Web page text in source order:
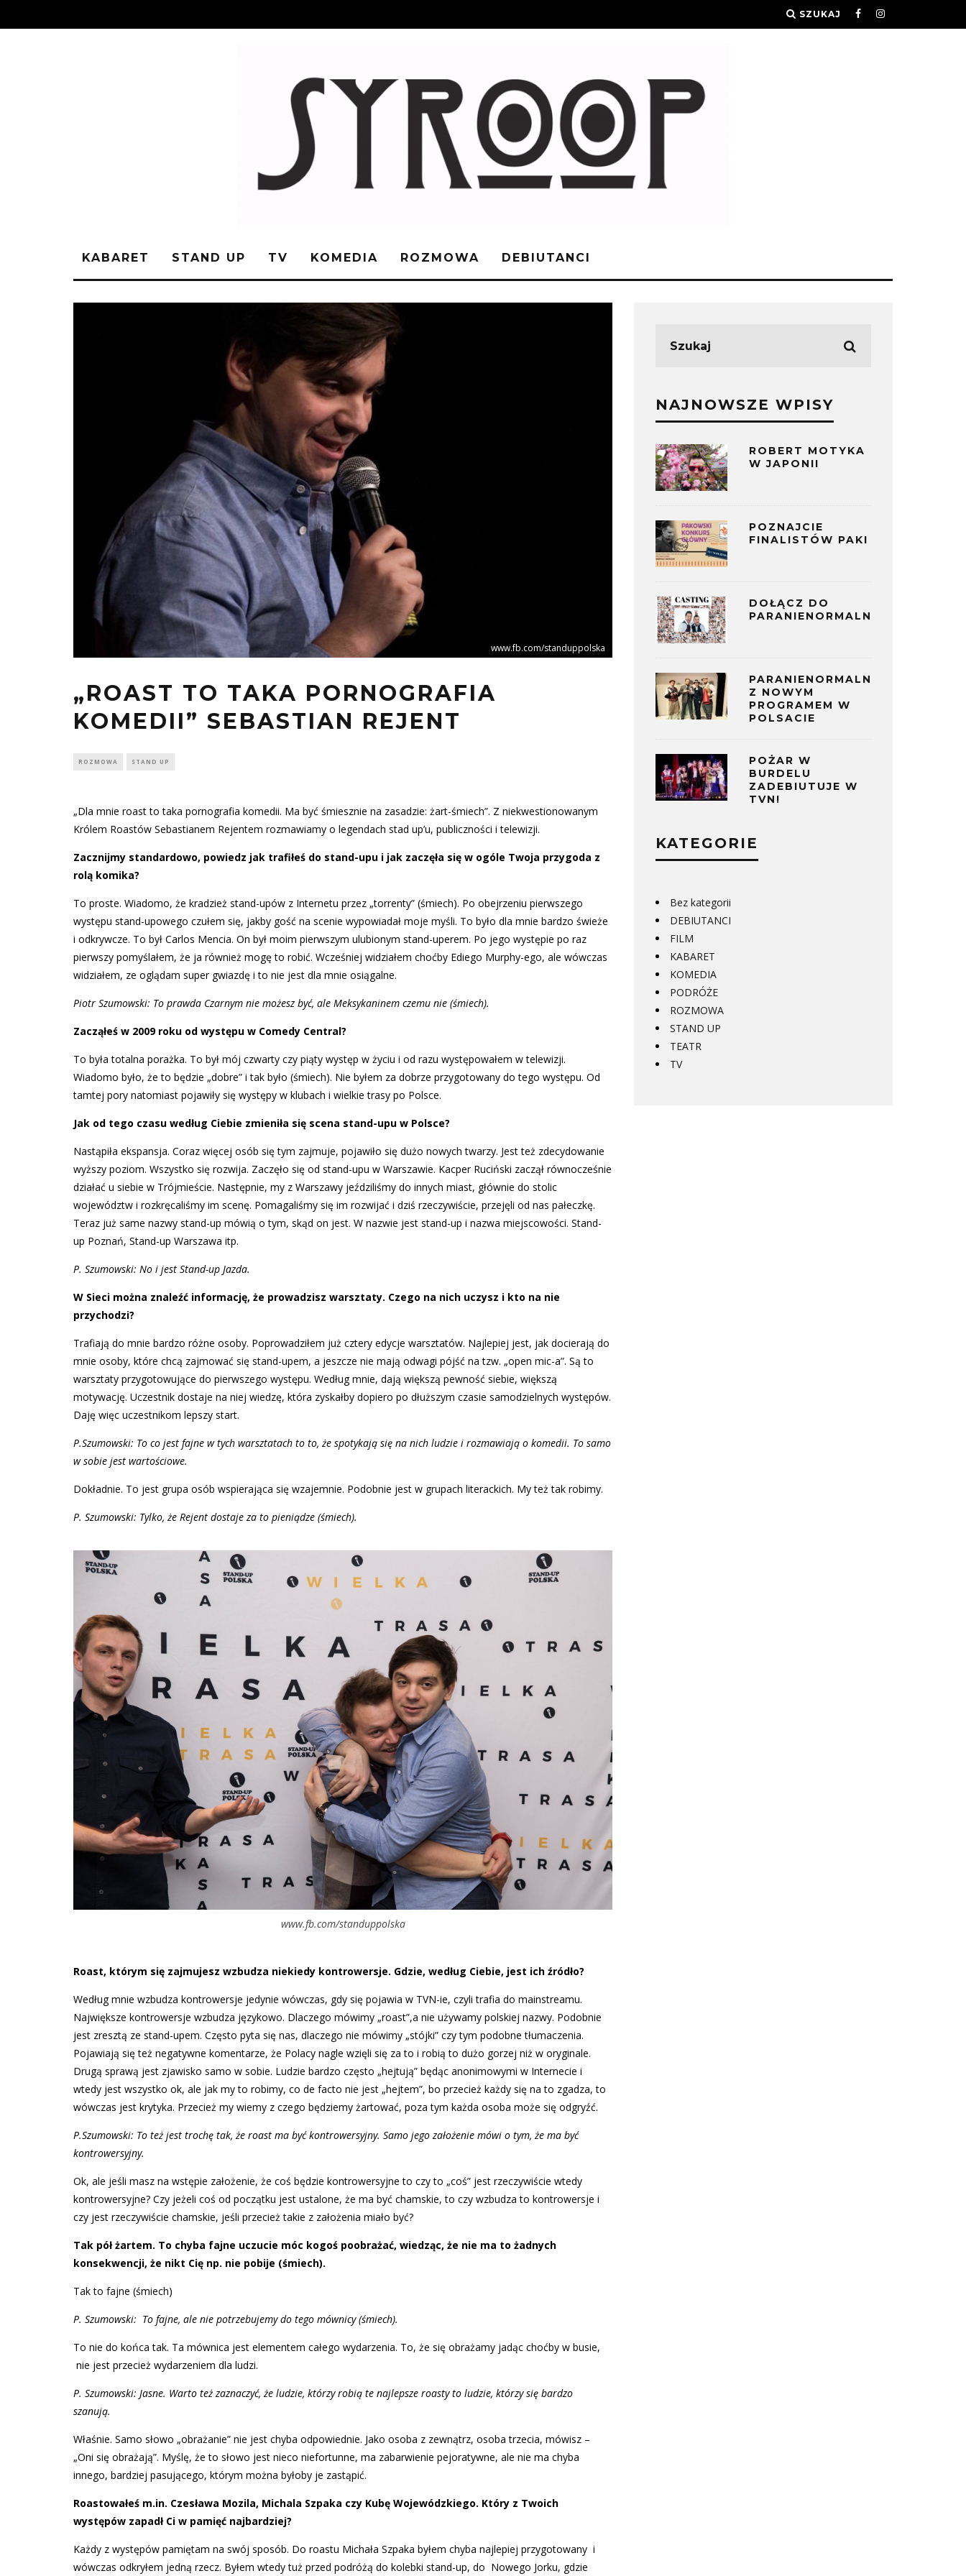
SZUKAJ
KABARET STAND UP TV KOMEDIA ROZMOWA DEBIUTANCI
www.fb.com/standuppolska
„ROAST TO TAKA PORNOGRAFIA
KOMEDII” SEBASTIAN REJENT
ROZMOWA STAND UP
„Dla mnie roast to taka pornografia komedii. Ma być śmiesznie na zasadzie: żart-śmiech”. Z niekwestionowanym
Królem Roastów Sebastianem Rejentem rozmawiamy o legendach stad up’u, publiczności i telewizji.
Zacznijmy standardowo, powiedz jak trafiłeś do stand-upu i jak zaczęła się w ogóle Twoja przygoda z
rolą komika?
To proste. Wiadomo, że kradzież stand-upów z Internetu przez „torrenty” (śmiech). Po obejrzeniu pierwszego
występu stand-upowego czułem się, jakby gość na scenie wypowiadał moje myśli. To było dla mnie bardzo świeże
i odkrywcze. To był Carlos Mencia. On był moim pierwszym ulubionym stand-uperem. Po jego występie po raz
pierwszy pomyślałem, że ja również mogę to robić. Wcześniej widziałem choćby Ediego Murphy-ego, ale wówczas
widziałem, ze oglądam super gwiazdę i to nie jest dla mnie osiągalne.
Piotr Szumowski: To prawda Czarnym nie możesz być, ale Meksykaninem czemu nie (śmiech).
Zacząłeś w 2009 roku od występu w Comedy Central?
To była totalna porażka. To był mój czwarty czy piąty występ w życiu i od razu występowałem w telewizji.
Wiadomo było, że to będzie „dobre” i tak było (śmiech). Nie byłem za dobrze przygotowany do tego występu. Od
tamtej pory natomiast pojawiły się występy w klubach i wielkie trasy po Polsce.
Jak od tego czasu według Ciebie zmieniła się scena stand-upu w Polsce?
Nastąpiła ekspansja. Coraz więcej osób się tym zajmuje, pojawiło się dużo nowych twarzy. Jest też zdecydowanie
wyższy poziom. Wszystko się rozwija. Zaczęło się od stand-upu w Warszawie. Kacper Ruciński zaczął równocześnie
działać u siebie w Trójmieście. Następnie, my z Warszawy jeździliśmy do innych miast, głównie do stolic
województw i rozkręcaliśmy im scenę. Pomagaliśmy się im rozwijać i dziś rzeczywiście, przejęli od nas pałeczkę.
Teraz już same nazwy stand-up mówią o tym, skąd on jest. W nazwie jest stand-up i nazwa miejscowości. Stand-
up Poznań, Stand-up Warszawa itp.
P. Szumowski: No i jest Stand-up Jazda.
W Sieci można znaleźć informację, że prowadzisz warsztaty. Czego na nich uczysz i kto na nie
przychodzi?
Trafiają do mnie bardzo różne osoby. Poprowadziłem już cztery edycje warsztatów. Najlepiej jest, jak docierają do
mnie osoby, które chcą zajmować się stand-upem, a jeszcze nie mają odwagi pójść na tzw. „open mic-a”. Są to
warsztaty przygotowujące do pierwszego występu. Według mnie, dają większą pewność siebie, większą
motywację. Uczestnik dostaje na niej wiedzę, która zyskałby dopiero po dłuższym czasie samodzielnych występów.
Daję więc uczestnikom lepszy start.
P.Szumowski: To co jest fajne w tych warsztatach to to, że spotykają się na nich ludzie i rozmawiają o komedii. To samo
w sobie jest wartościowe.
Dokładnie. To jest grupa osób wspierająca się wzajemnie. Podobnie jest w grupach literackich. My też tak robimy.
P. Szumowski: Tylko, że Rejent dostaje za to pieniądze (śmiech).
www.fb.com/standuppolska
Roast, którym się zajmujesz wzbudza niekiedy kontrowersje. Gdzie, według Ciebie, jest ich źródło?
Według mnie wzbudza kontrowersje jedynie wówczas, gdy się pojawia w TVN-ie, czyli trafia do mainstreamu.
Największe kontrowersje wzbudza językowo. Dlaczego mówimy „roast”,a nie używamy polskiej nazwy. Podobnie
jest zresztą ze stand-upem. Często pyta się nas, dlaczego nie mówimy „stójki” czy tym podobne tłumaczenia.
Pojawiają się też negatywne komentarze, że Polacy nagle wzięli się za to i robią to dużo gorzej niż w oryginale.
Drugą sprawą jest zjawisko samo w sobie. Ludzie bardzo często „hejtują” będąc anonimowymi w Internecie i
wtedy jest wszystko ok, ale jak my to robimy, co de facto nie jest „hejtem”, bo przecież każdy się na to zgadza, to
wówczas jest krytyka. Przecież my wiemy z czego będziemy żartować, poza tym każda osoba może się odgryźć.
P.Szumowski: To też jest trochę tak, że roast ma być kontrowersyjny. Samo jego założenie mówi o tym, że ma być
kontrowersyjny.
Ok, ale jeśli masz na wstępie założenie, że coś będzie kontrowersyjne to czy to „coś” jest rzeczywiście wtedy
kontrowersyjne? Czy jeżeli coś od początku jest ustalone, że ma być chamskie, to czy wzbudza to kontrowersje i
czy jest rzeczywiście chamskie, jeśli przecież takie z założenia miało być?
Tak pół żartem. To chyba fajne uczucie móc kogoś poobrażać, wiedząc, że nie ma to żadnych
konsekwencji, że nikt Cię np. nie pobije (śmiech).
Tak to fajne (śmiech)
P. Szumowski: To fajne, ale nie potrzebujemy do tego mównicy (śmiech).
To nie do końca tak. Ta mównica jest elementem całego wydarzenia. To, że się obrażamy jadąc choćby w busie,
nie jest przecież wydarzeniem dla ludzi.
P. Szumowski: Jasne. Warto też zaznaczyć, że ludzie, którzy robią te najlepsze roasty to ludzie, którzy się bardzo
szanują.
Właśnie. Samo słowo „obrażanie” nie jest chyba odpowiednie. Jako osoba z zewnątrz, osoba trzecia, mówisz –
„Oni się obrażają”. Myślę, że to słowo jest nieco niefortunne, ma zabarwienie pejoratywne, ale nie ma chyba
innego, bardziej pasującego, którym można byłoby je zastąpić.
Roastowałeś m.in. Czesława Mozila, Michala Szpaka czy Kubę Wojewódzkiego. Który z Twoich
występów zapadł Ci w pamięć najbardziej?
Każdy z występów pamiętam na swój sposób. Do roastu Michała Szpaka byłem chyba najlepiej przygotowany i
wówczas odkryłem jedną rzecz. Byłem wtedy tuż przed podróżą do kolebki stand-up, do Nowego Jorku, gdzie
NAJNOWSZE WPISY
ROBERT MOTYKA
W JAPONII
POZNAJCIE
FINALISTÓW PAKI
DOŁĄCZ DO
PARANIENORMALNYCH!
PARANIENORMALNI
Z NOWYM
PROGRAMEM W
POLSACIE
POŻAR W
BURDELU
ZADEBIUTUJE W
TVN!
KATEGORIE
Bez kategorii
DEBIUTANCI
FILM
KABARET
KOMEDIA
PODRÓŻE
ROZMOWA
STAND UP
TEATR
TV